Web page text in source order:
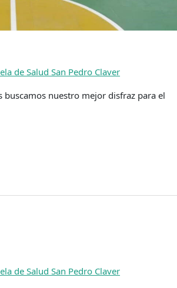
de Salud San Pedro Claver
buscamos nuestro mejor disfraz para el
de Salud San Pedro Claver